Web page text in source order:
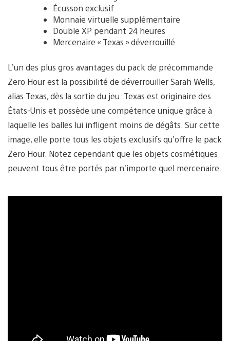
Écusson exclusif
Monnaie virtuelle supplémentaire
Double XP pendant 24 heures
Mercenaire « Texas » déverrouillé
L’un des plus gros avantages du pack de précommande
Zero Hour est la possibilité de déverrouiller Sarah Wells,
alias Texas, dès la sortie du jeu. Texas est originaire des
États-Unis et possède une compétence unique grâce à
laquelle les balles lui infligent moins de dégâts. Sur cette
image, elle porte tous les objets exclusifs qu’offre le pack
Zero Hour. Notez cependant que les objets cosmétiques
peuvent tous être portés par n’importe quel mercenaire.